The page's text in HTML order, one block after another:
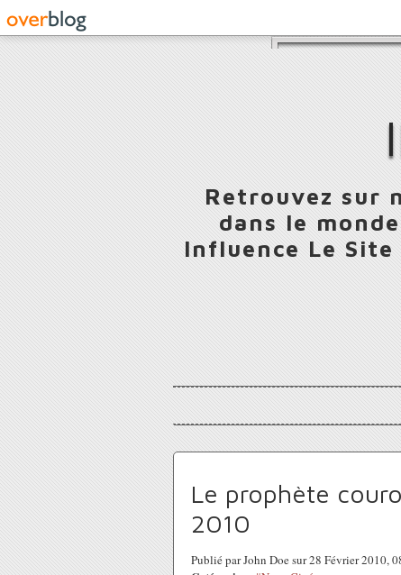
Retrouvez sur
dans le
Influence Le
Le prophète
2010
Publié par John Doe sur 28 Février 2010,